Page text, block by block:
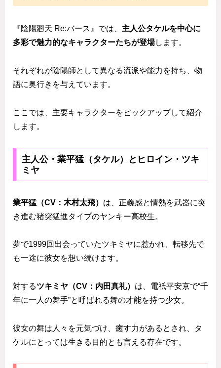
『陰陽廻天 Re:バース』では、 主人公タケルを中心に
多彩で魅力的なキャラクターたちが登場します。
それぞれが陰陽師として異なる流派や能力を持ち、物
語に奥行きを与えています。
ここでは、主要キャラクターをピックアップして紹介
します。
主人公・業平猛（タケル）とヒロイン・ツキ
ミヤ
業平猛（CV：木村太飛） は、正義感と情熱を武器に突
き進む猪突猛進タイプのヤンキー高校生。
夢で1999回出会っていたツキミヤに惹かれ、転移先で
も一途に彼女を想い続けます。
対するツキミヤ（CV：内田真礼） は、電祇平安京で“千
年に一人の舞手”と呼ばれる舞の才能を持つ少女。
彼女の舞は人々を元気づけ、癒す力があるとされ、タ
ケルにとっては生きる目的とも言える存在です。